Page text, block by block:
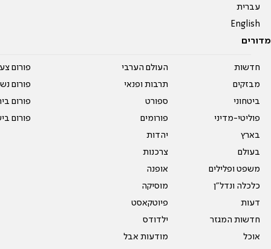
עברית
English
מדורים
חדשות
מבזקים
ביטחוני
פוליטי-מדיני
בארץ
בעולם
משפט ופלילים
כלכלה ונדל"ן
דעות
חדשות המגזר
אוכל
העולם הערבי
תרבות ופנאי
ספורט
פורומים
יהדות
צרכנות
אופנה
מוסיקה
פיוטקאסט
ילדודס
מודעות אבל
פורום
פורום
פורום
פורום